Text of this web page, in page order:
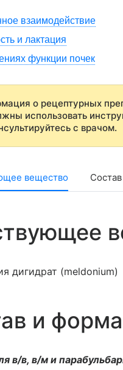
взаимодействие
и лактация
функции почек
о рецептурных
использовать
с врачом.
вещество
дигидрат (meldonium)
и
в/в, в/м и